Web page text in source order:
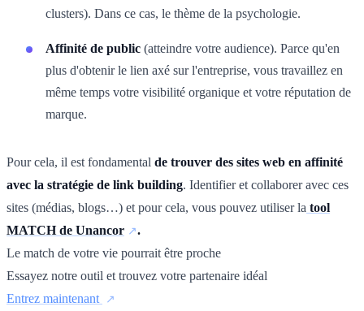
clusters). Dans ce cas, le thème de la psychologie.
Affinité de public (atteindre votre audience). Parce qu'en
plus d'obtenir le lien axé sur l'entreprise, vous travaillez en
même temps votre visibilité organique et votre réputation de
marque.
Pour cela, il est fondamental de trouver des sites web en affinité
avec la stratégie de link building. Identifier et collaborer avec ces
sites (médias, blogs…) et pour cela, vous pouvez utiliser la tool
MATCH de Unancor
.
Le match de votre vie pourrait être proche
Essayez notre outil et trouvez votre partenaire idéal
Entrez maintenant